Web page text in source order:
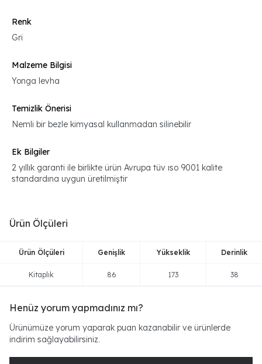
Renk
Gri
Malzeme Bilgisi
Yonga levha
Temizlik Önerisi
Nemli bir bezle kimyasal kullanmadan silinebilir
Ek Bilgiler
2 yıllık garanti ile birlikte ürün Avrupa tüv ıso 9001 kalite
standardına uygun üretilmiştir
Ürün Ölçüleri
Ürün Ölçüleri Genişlik Yükseklik Derinlik
Kitaplık 86 173 38
Henüz yorum yapmadınız mı?
Ürünümüze yorum yaparak puan kazanabilir ve ürünlerde
indirim sağlayabilirsiniz.